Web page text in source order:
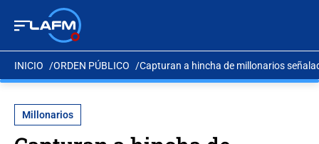
INICIO ORDEN PÚBLICO Capturan a hincha de millonarios
Millonarios